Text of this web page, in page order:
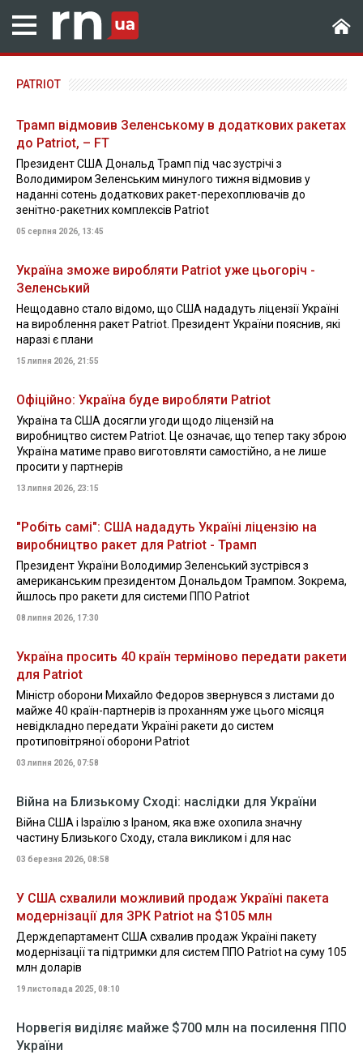
PATRIOT
Трамп відмовив Зеленському в додаткових ракетах
до Patriot, – FT
Президент США Дональд Трамп під час зустрічі з
Володимиром Зеленським минулого тижня відмовив у
наданні сотень додаткових ракет-перехоплювачів до
зенітно-ракетних комплексів Patriot
05 серпня 2026, 13:45
Україна зможе виробляти Patriot уже цьогоріч -
Зеленський
Нещодавно стало відомо, що США нададуть ліцензії Україні
на вироблення ракет Patriot. Президент України пояснив, які
наразі є плани
15 липня 2026, 21:55
Офіційно: Україна буде виробляти Patriot
Україна та США досягли угоди щодо ліцензій на
виробництво систем Patriot. Це означає, що тепер таку зброю
Україна матиме право виготовляти самостійно, а не лише
просити у партнерів
13 липня 2026, 23:15
"Робіть самі": США нададуть Україні ліцензію на
виробництво ракет для Patriot - Трамп
Президент України Володимир Зеленський зустрівся з
американським президентом Дональдом Трампом. Зокрема,
йшлось про ракети для системи ППО Patriot
08 липня 2026, 17:30
Україна просить 40 країн терміново передати ракети
для Patriot
Міністр оборони Михайло Федоров звернувся з листами до
майже 40 країн-партнерів із проханням уже цього місяця
невідкладно передати Україні ракети до систем
протиповітряної оборони Patriot
03 липня 2026, 07:58
Війна на Близькому Сході: наслідки для України
Війна США і Ізраїлю з Іраном, яка вже охопила значну
частину Близького Сходу, стала викликом і для нас
03 березня 2026, 08:58
У США схвалили можливий продаж Україні пакета
модернізації для ЗРК Patriot на $105 млн
Держдепартамент США схвалив продаж Україні пакету
модернізації та підтримки для систем ППО Patriot на суму 105
млн доларів
19 листопада 2025, 08:10
Норвегія виділяє майже $700 млн на посилення ППО
України